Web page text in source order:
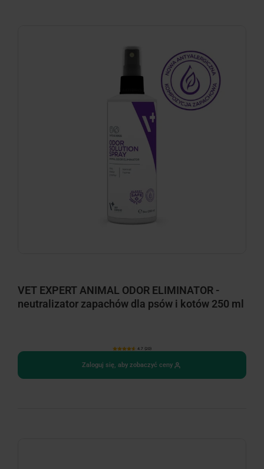
VET EXPERT ANIMAL ODOR ELIMINATOR -
neutralizator zapachów dla psów i kotów 250 ml
4.7 (20)
Zaloguj się, aby zobaczyć ceny